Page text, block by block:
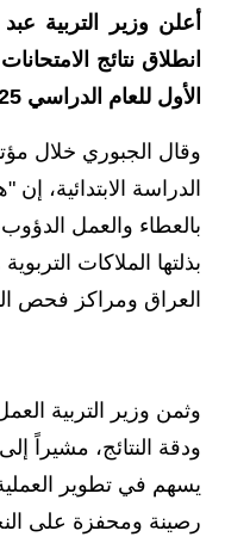
أعلن وزير التربية
انطلاق نتائج
الأول للعام الدراسي 2025–2026.
وقال الجبوري خلال
الدراسة الابتدائية،
بالعطاء والعمل
بذلتها الملاكات
العراق ومراكز فحص
وثمن وزير التربية
ودقة النتائج، مشيراً
يسهم في تطوير العملية
رصينة ومحفزة على